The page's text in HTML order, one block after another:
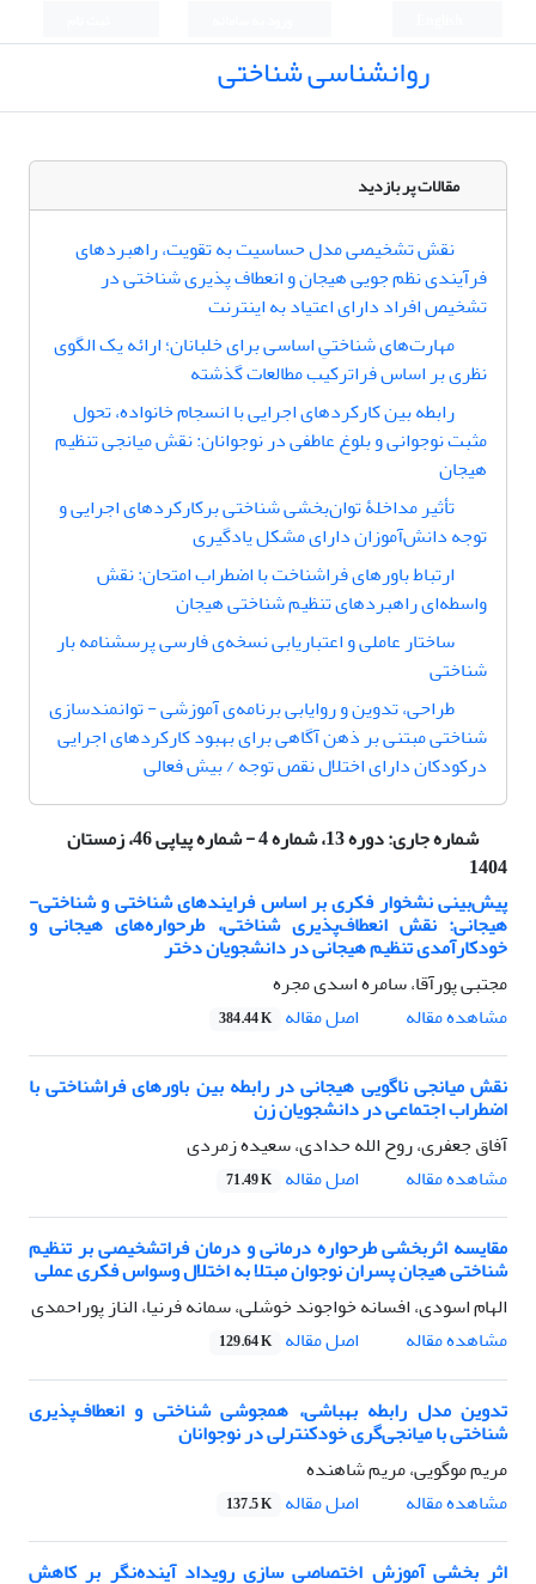
روانشناسی شناختی
مقالات پر بازدید
نقش تشخیصی مدل حساسیت به تقویت، راهبردهای
فرآیندی نظم جویی هیجان و انعطاف پذیری شناختی در
تشخیص افراد دارای اعتیاد به اینترنت
مهارت‌های شناختیِ اساسی برای خلبانان؛ ارائه یک الگوی
نظری بر اساس فراترکیب مطالعات گذشته
رابطه بین کارکردهای اجرایی با انسجام خانواده، تحول
مثبت نوجوانی و بلوغ عاطفی در نوجوانان: نقش میانجی تنظیم
هیجان
تأثیر مداخلۀ توان‌بخشی شناختی برکارکردهای اجرایی و
توجه دانش‌آموزان دارای مشکل یادگیری
ارتباط باورهای فراشناخت با اضطراب امتحان: نقش
واسطه‌ای راهبردهای تنظیم شناختی هیجان
ساختار عاملی و اعتباریابی نسخه‌ی فارسی پرسشنامه بار
شناختی
ﻃﺮاﺣﯽ، ﺗﺪوین و روایاﺑﯽ برنامه‌ی آموزشی - توانمندسازی
شناختی مبتنی بر ذهن آگاهی برای بهبود کارکردهای اجرایی
درکودکان دارای اختلال نقص توجه / بیش فعالی
شماره جاری:
دوره 13، شماره 4 - شماره پیاپی 46، زمستان
1404
پیش‌بینی نشخوار فکری بر اساس فرایندهای شناختی و شناختی-
هیجانی: نقش انعطاف‌پذیری شناختی، طرحواره‌های هیجانی و
خودکارآمدی تنظیم هیجانی در دانشجویان دختر
مجتبی پورآقا، سامره اسدی مجره
مشاهده مقاله
اصل مقاله 384.44 K
نقش میانجی ناگویی هیجانی در رابطه بین باورهای فراشناختی با
اضطراب اجتماعی در دانشجویان زن
آفاق جعفری، روح الله حدادی، سعیده زمردی
مشاهده مقاله
اصل مقاله 71.49 K
مقایسه اثربخشی طرحواره درمانی و درمان فراتشخیصی بر تنظیم
شناختی هیجان پسران نوجوان مبتلا به اختلال وسواس فکری عملی
الهام اسودی، افسانه خواجوند خوشلی، سمانه فرنیا، الناز پوراحمدی
مشاهده مقاله
اصل مقاله 129.64 K
تدوین مدل رابطه بهباشی، همجوشی شناختی و انعطاف‌پذیری
شناختی با میانجی‌گری خودکنترلی در نوجوانان
مریم موگویی، مریم شاهنده
مشاهده مقاله
اصل مقاله 137.5 K
اثر بخشی آموزش اختصاصی سازی رویداد آینده‌نگر بر کاهش